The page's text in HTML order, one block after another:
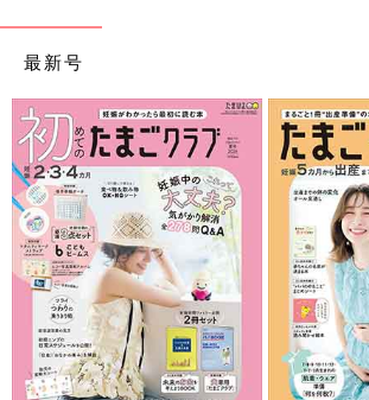
最新号